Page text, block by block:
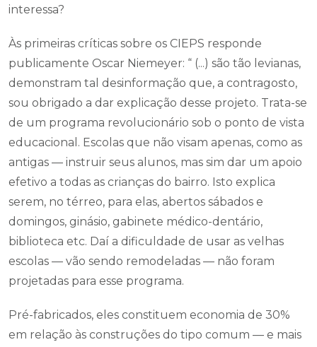
interessa?
Às primeiras críticas sobre os CIEPS responde
publicamente Oscar Niemeyer: “ (...) são tão levianas,
demonstram tal desinformação que, a contragosto,
sou obrigado a dar explicação desse projeto. Trata-se
de um programa revolucionário sob o ponto de vista
educacional. Escolas que não visam apenas, como as
antigas — instruir seus alunos, mas sim dar um apoio
efetivo a todas as crianças do bairro. Isto explica
serem, no térreo, para elas, abertos sábados e
domingos, ginásio, gabinete médico-dentário,
biblioteca etc. Daí a dificuldade de usar as velhas
escolas — vão sendo remodeladas — não foram
projetadas para esse programa.
Pré-fabricados, eles constituem economia de 30%
em relação às construções do tipo comum — e mais